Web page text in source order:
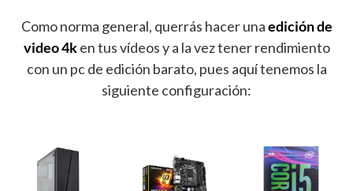
Como norma general, querrás hacer unaedición de
video 4ken tus vídeos y a la vez tener rendimiento
con un pc de edición barato, pues aquí tenemos la
siguiente configuración: